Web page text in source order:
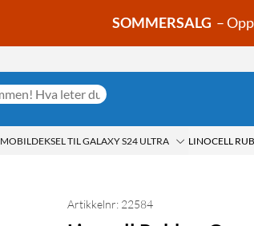
SOMMERSALG –
MOBILDEKSEL TIL GALAXY S24 ULTRA
Artikkelnr: 22584